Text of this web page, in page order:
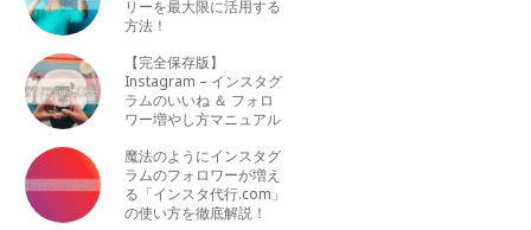
リーを最大限に活用する
方法！
【完全保存版】
Instagram – インスタグ
ラムのいいね ＆ フォロ
ワー増やし方マニュアル
魔法のようにインスタグ
ラムのフォロワーが増え
る「インスタ代行.com」
の使い方を徹底解説！